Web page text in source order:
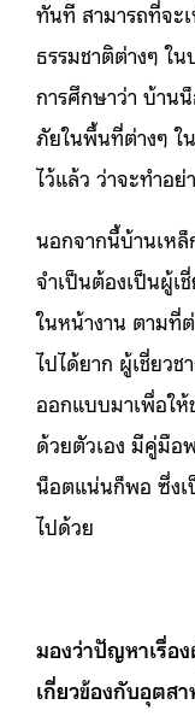
ทันที สามารถที่จะ
ธรรมชาติต่างๆ ใน
การศึกษาว่า บ้าน
ภัยในพื้นที่ต่างๆ ใ
ไว้แล้ว ว่าจะทำอย่
นอกจากนี้บ้านเหล็
จำเป็นต้องเป็นผู้เ
ในหน้างาน ตามที่
ไปได้ยาก ผู้เชี่ยว
ออกแบบมาเพื่อใ
ด้วยตัวเอง มีคู่มือ
น็อตแน่นก็พอ ซึ่งเ
ไปด้วย
มองว่าปัญหาเรื่อ
เกี่ยวข้องกับอุตสา